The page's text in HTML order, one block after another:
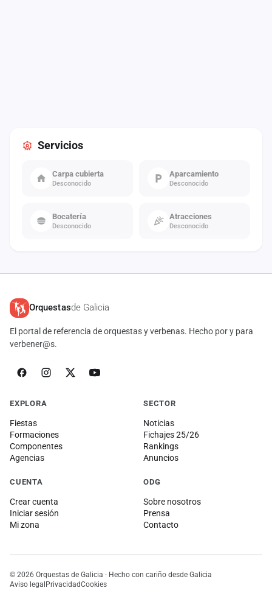
Servicios
Carpa cubierta
Desconocido
Aparcamiento
Desconocido
Bocatería
Desconocido
Atracciones
Desconocido
Orquestasde Galicia
El portal de referencia de orquestas y verbenas. Hecho por y para
verbener@s.
EXPLORA
Fiestas
Formaciones
Componentes
Agencias
SECTOR
Noticias
Fichajes 25/26
Rankings
Anuncios
CUENTA
Crear cuenta
Iniciar sesión
Mi zona
ODG
Sobre nosotros
Prensa
Contacto
© 2026 Orquestas de Galicia · Hecho con cariño desde Galicia
Aviso legalPrivacidadCookies